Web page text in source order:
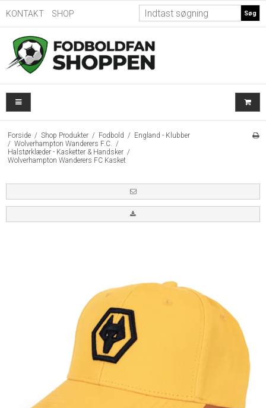
KONTAKT SHOP Søg
Forside / Shop Produkter / Fodbold / England - Klubber
/ Wolverhampton Wanderers F.C.
/
Halstørklæder - Kasketter & Handsker /
Wolverhampton Wanderers FC Kasket